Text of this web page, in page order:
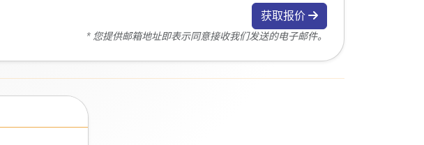
获取报价
* 您提供邮箱地址即表示同意接收我们发送的电子邮件。